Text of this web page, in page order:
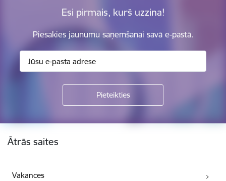
Esi pirmais, kurš uzzina!
Piesakies jaunumu saņemšanai savā e-pastā.
Kājene
Ātrās saites
Vakances